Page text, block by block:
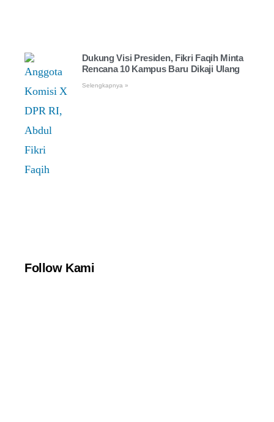
Dukung Visi Presiden, Fikri Faqih Minta
Rencana 10 Kampus Baru Dikaji Ulang
Selengkapnya »
Follow Kami